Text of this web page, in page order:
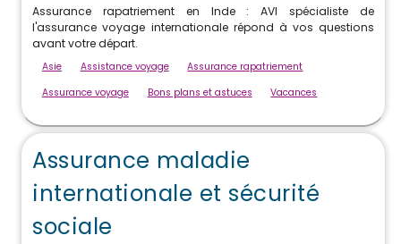
Assurance rapatriement en Inde : AVI spécialiste de
l'assurance voyage internationale répond à vos questions
avant votre départ.
Asie Assistance voyage
Assurance rapatriement
Assurance voyage
Bons plans et astuces Vacances
Assurance maladie
internationale et sécurité
sociale